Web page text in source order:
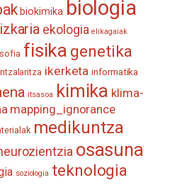
biokimika biologia
ekologia elikagaiak
fisika genetika
ikerketa informatika
itsasoa kimika klima-
mapping_ignorance
medikuntza
osasuna
soziologia teknologia